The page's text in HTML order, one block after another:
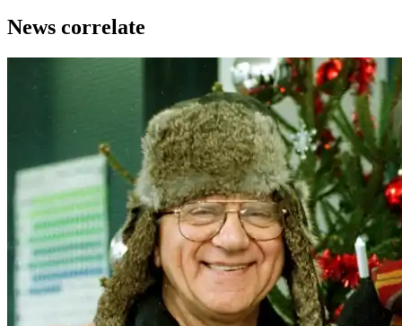
News correlate